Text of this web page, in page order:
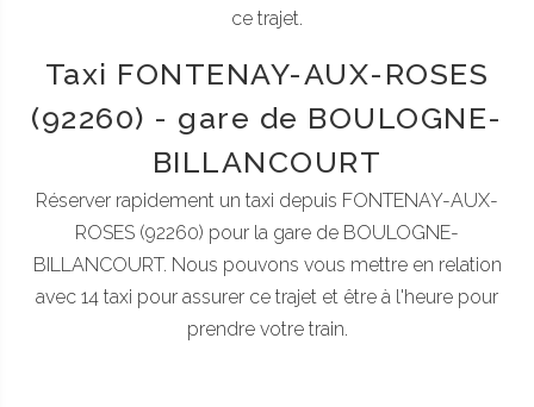
ce trajet.
Taxi FONTENAY-AUX-ROSES
(92260) - gare de BOULOGNE-
BILLANCOURT
Réserver rapidement un taxi depuis FONTENAY-AUX-
ROSES (92260) pour la gare de BOULOGNE-
BILLANCOURT. Nous pouvons vous mettre en relation
avec 14 taxi pour assurer ce trajet et être à l'heure pour
prendre votre train.